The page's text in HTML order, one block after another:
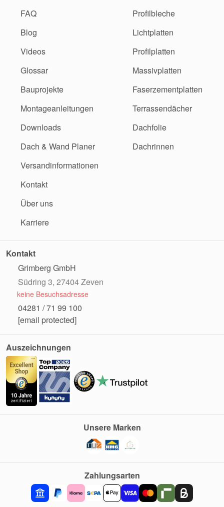
FAQ
Blog
Videos
Glossar
Bauprojekte
Montageanleitungen
Downloads
Dach & Wand Planer
Versandinformationen
Kontakt
Über uns
Karriere
Profilbleche
Lichtplatten
Profilplatten
Massivplatten
Faserzementplatten
Terrassendächer
Dachfolie
Dachrinnen
Kontakt
Grimberg GmbH
Südring 3, 27404 Zeven
keine Besuchsadresse
04281 / 71 99 100
[email protected]
Auszeichnungen
Zahlungsarten
Unsere Marken